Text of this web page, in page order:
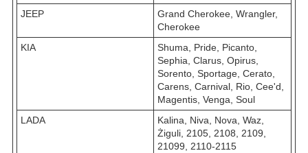
JEEP
Grand Cherokee, Wrangler,
Cherokee
KIA
Shuma, Pride, Picanto,
Sephia, Clarus, Opirus,
Sorento, Sportage, Cerato,
Carens, Carnival, Rio, Cee'd,
Magentis, Venga, Soul
LADA
Kalina, Niva, Nova, Waz,
Żiguli, 2105, 2108, 2109,
21099, 2110-2115